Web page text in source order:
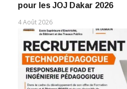
pour les JOJ Dakar 2026
4 Août 2026